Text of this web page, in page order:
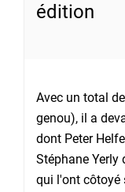
édition
Avec un total
genou), il a
dont Peter
Stéphane Yerly
qui l'ont côtoyé